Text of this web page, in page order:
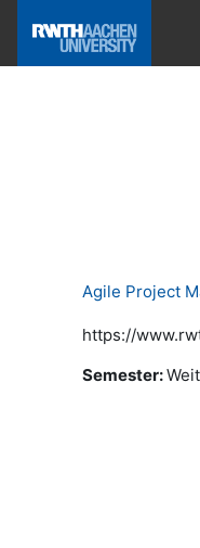
Agile Project
https://
Semester: